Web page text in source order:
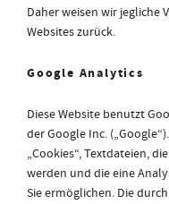
Daher weisen wir
Websites zurück.
Google Analytics
Diese Website benutzt
der Google Inc.
„Cookies“, Textdateien,
werden und die eine
Sie ermöglichen. Die